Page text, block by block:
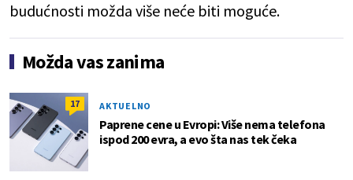
budućnosti možda više neće biti moguće.
Možda vas zanima
17 AKTUELNO
Paprene cene u Evropi: Više nema telefona
ispod 200 evra, a evo šta nas tek čeka